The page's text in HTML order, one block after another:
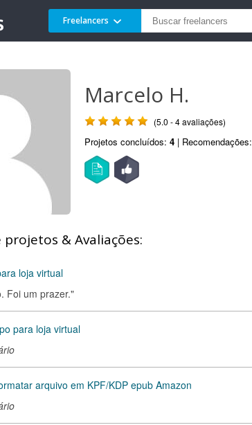
Freelancers
Marcelo H.
(5.0 - 4 avaliações)
Projetos concluídos: 4 | Recomendações:
& Avaliações:
loja virtual
Foi um prazer."
para loja virtual
arquivo em KPF/KDP epub Amazon